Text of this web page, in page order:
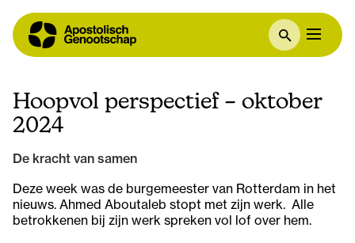
Hoopvol perspectief – oktober
2024
De kracht van samen
Deze week was de burgemeester van Rotterdam in het
nieuws. Ahmed Aboutaleb stopt met zijn werk. Alle
betrokkenen bij zijn werk spreken vol lof over hem.